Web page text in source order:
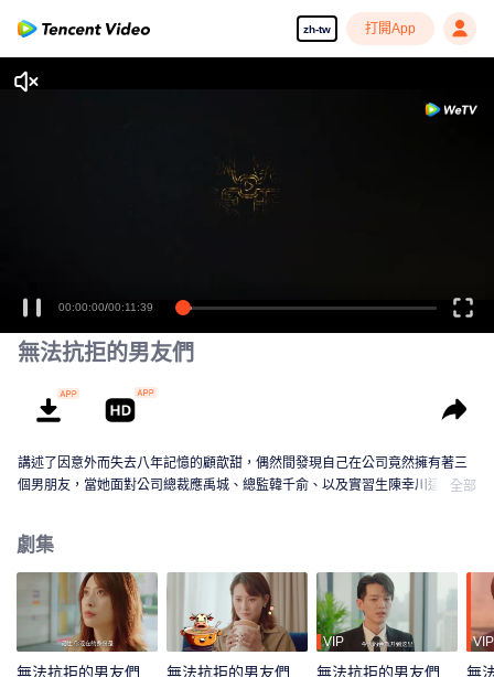
zh-tw 打開App
00:00:00/00:11:39
無法抗拒的男友們
講述了因意外而失去八年記憶的顧歆甜，偶然間發現自己在公司竟然擁有著三
個男朋友，當她面對公司總裁應禹城、總監韓千俞、以及實習生陳幸川這三個
要面對的一切，在愛情與事業的重重困難中，她終於明白“愛”的真正意義，並勇
敢面對和承認自己的錯誤，最終收穫愛情與成長的故事。
全部
劇集
無法抗拒的男友們
無法抗拒的男友們
VIP
無法抗拒的男友們
VIP
無